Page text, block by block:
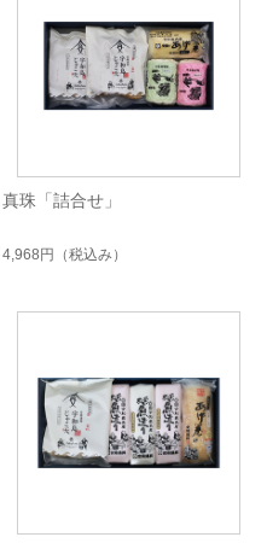
真珠「詰合せ」
4,968円 （税込み）